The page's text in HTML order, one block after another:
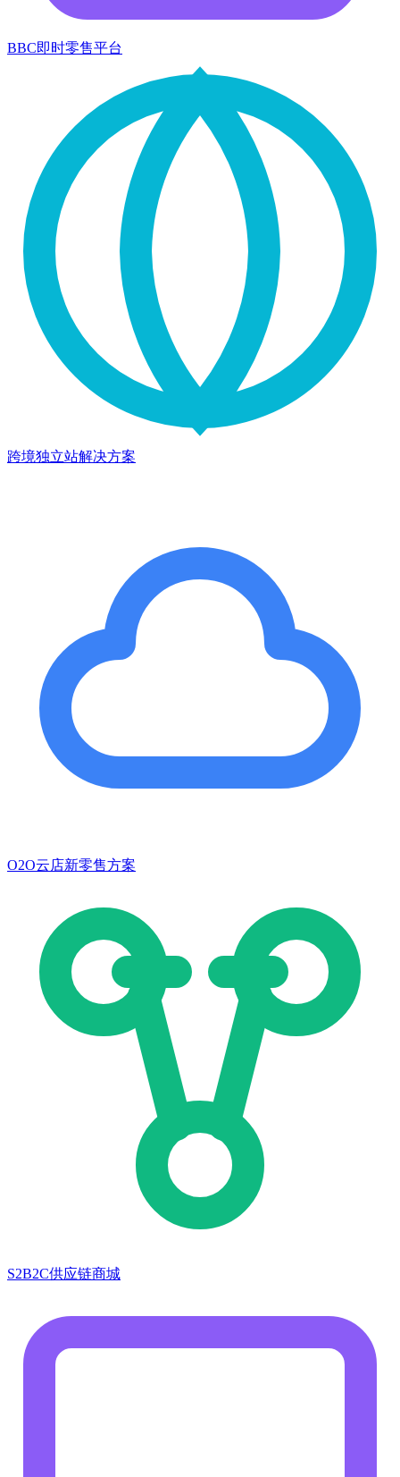
BBC即时零售平台
跨境独立站解决方案
O2O云店新零售方案
S2B2C供应链商城